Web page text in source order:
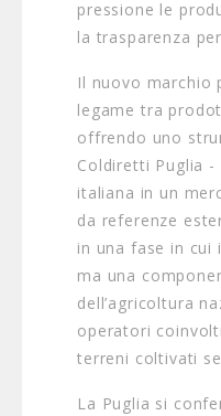
pressione le
la trasparenza
Il nuovo marchio
legame tra
offrendo uno
Coldiretti Puglia -
italiana in un
da referenze
in una fase in cui
ma una
dell’agricoltura
operatori
terreni coltivati
La Puglia si